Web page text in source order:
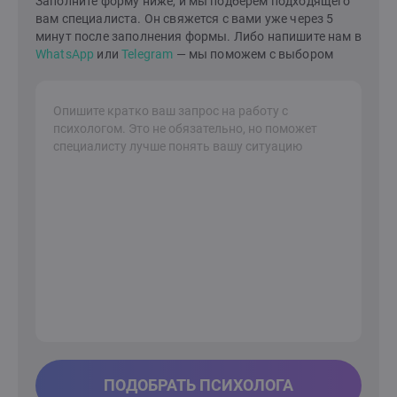
вам специалиста. Он свяжется с вами уже через 5
минут после заполнения формы. Либо напишите нам в
WhatsApp илиTelegram — мы поможем с выбором
ПОДОБРАТЬ ПСИХОЛОГА